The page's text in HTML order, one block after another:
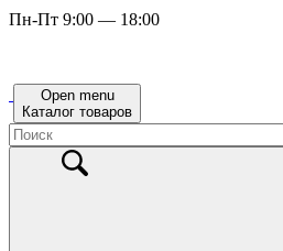
Пн-Пт 9:00 — 18:00
Open menu
Каталог товаров